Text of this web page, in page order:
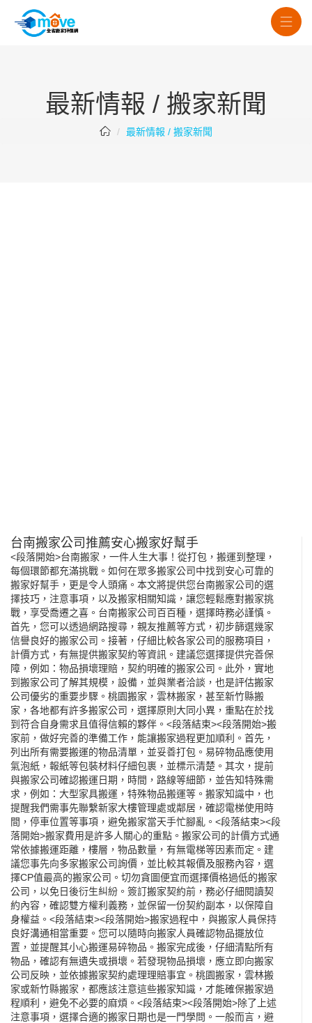
最新情報 / 搬家新聞
最新情報 / 搬家新聞
台南搬家公司推薦安心搬家好幫手
<段落開始>台南搬家 ，一件人生大事！從打包，搬運到整理，
每個環節都充滿挑戰。如何在眾多搬家公司中找到安心可靠的
搬家好幫手，更是令人頭痛。本文將提供您台南搬家公司的選
擇技巧，注意事項，以及搬家相關知識，讓您輕鬆應對搬家挑
戰，享受喬遷之喜。台南搬家公司百百種，選擇時務必謹慎。
首先，您可以透過網路搜尋，親友推薦等方式，初步篩選幾家
信譽良好的搬家公司。接著，仔細比較各家公司的服務項目，
計價方式，有無提供搬家契約等資訊。建議您選擇提供完善保
障，例如：物品損壞理賠，契約明確的搬家公司。此外，實地
到搬家公司了解其規模，設備，並與業者洽談，也是評估搬家
公司優劣的重要步驟。桃園搬家，雲林搬家，甚至新竹縣搬
家，各地都有許多搬家公司，選擇原則大同小異，重點在於找
到符合自身需求且值得信賴的夥伴。<段落結束><段落開始>搬
家前，做好完善的準備工作，能讓搬家過程更加順利。首先，
列出所有需要搬運的物品清單，並妥善打包。易碎物品應使用
氣泡紙，報紙等包裝材料仔細包裹，並標示清楚。其次，提前
與搬家公司確認搬運日期，時間，路線等細節，並告知特殊需
求，例如：大型家具搬運，特殊物品搬運等。搬家知識中，也
提醒我們需事先聯繫新家大樓管理處或鄰居，確認電梯使用時
間，停車位置等事項，避免搬家當天手忙腳亂。<段落結束><段
落開始>搬家費用是許多人關心的重點。搬家公司的計價方式通
常依據搬運距離，樓層，物品數量，有無電梯等因素而定。建
議您事先向多家搬家公司詢價，並比較其報價及服務內容，選
擇CP值最高的搬家公司。切勿貪圖便宜而選擇價格過低的搬家
公司，以免日後衍生糾紛。簽訂搬家契約前，務必仔細閱讀契
約內容，確認雙方權利義務，並保留一份契約副本，以保障自
身權益。<段落結束><段落開始>搬家過程中，與搬家人員保持
良好溝通相當重要。您可以隨時向搬家人員確認物品擺放位
置，並提醒其小心搬運易碎物品。搬家完成後，仔細清點所有
物品，確認有無遺失或損壞。若發現物品損壞，應立即向搬家
公司反映，並依據搬家契約處理理賠事宜。桃園搬家，雲林搬
家或新竹縣搬家，都應該注意這些搬家知識，才能確保搬家過
程順利，避免不必要的麻煩。<段落結束><段落開始>除了上述
注意事項，選擇合適的搬家日期也是一門學問。一般而言，避